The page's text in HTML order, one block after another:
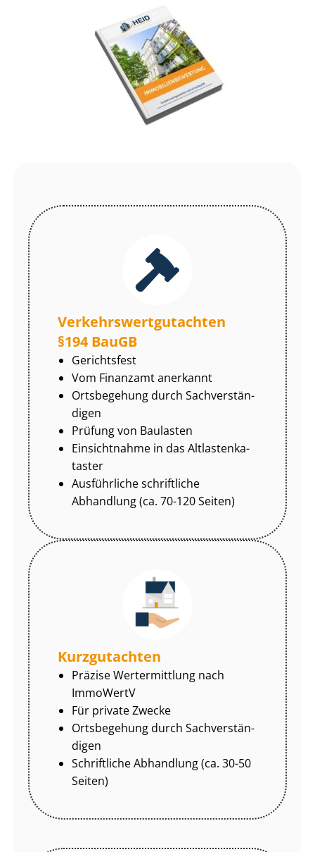
Ver­kehrs­wert­gut­ach­ten
§194 BauGB
Gerichtsfest
Vom Finanzamt anerkannt
Ortsbegehung durch Sach­ver­stän­
di­gen
Prüfung von Baulasten
Einsichtnahme in das Alt­las­ten­ka­
tas­ter
Ausführliche schriftliche
Abhandlung (ca. 70-120 Seiten)
Kurzgutachten
Präzise Wertermittlung nach
ImmoWertV
Für private Zwecke
Ortsbegehung durch Sach­ver­stän­
di­gen
Schriftliche Abhandlung (ca. 30-50
Seiten)